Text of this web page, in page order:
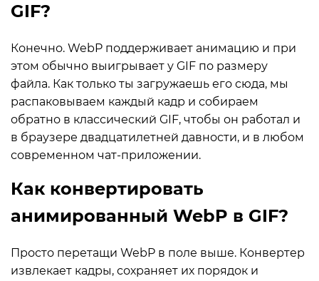
GIF?
Конечно. WebP поддерживает анимацию и при
этом обычно выигрывает у GIF по размеру
файла. Как только ты загружаешь его сюда, мы
распаковываем каждый кадр и собираем
обратно в классический GIF, чтобы он работал и
в браузере двадцатилетней давности, и в любом
современном чат-приложении.
Как конвертировать
анимированный WebP в GIF?
Просто перетащи WebP в поле выше. Конвертер
извлекает кадры, сохраняет их порядок и